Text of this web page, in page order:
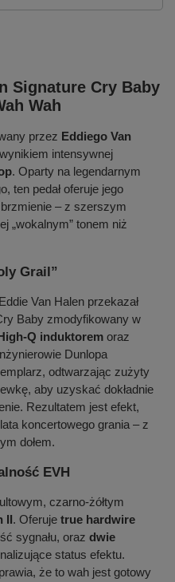
Signature Cry Baby
Wah
przez Eddiego Van
intensywnej
. Oparty na legendarnym
ten pedał oferuje jego
– z szerszym
„wokalnym” tonem niż
Grail”
Van Halen przekazał
Baby zmodyfikowany w
Q induktorem oraz
Dunlopa
odtwarzając zużyty
aby uzyskać dokładnie
Rezultatem jest efekt,
koncertowego grania – z
dołem.
EVH
czarno-żółtym
II. Oferuje true hardwire
sygnału, oraz dwie
status efektu.
że to wah jest gotowy